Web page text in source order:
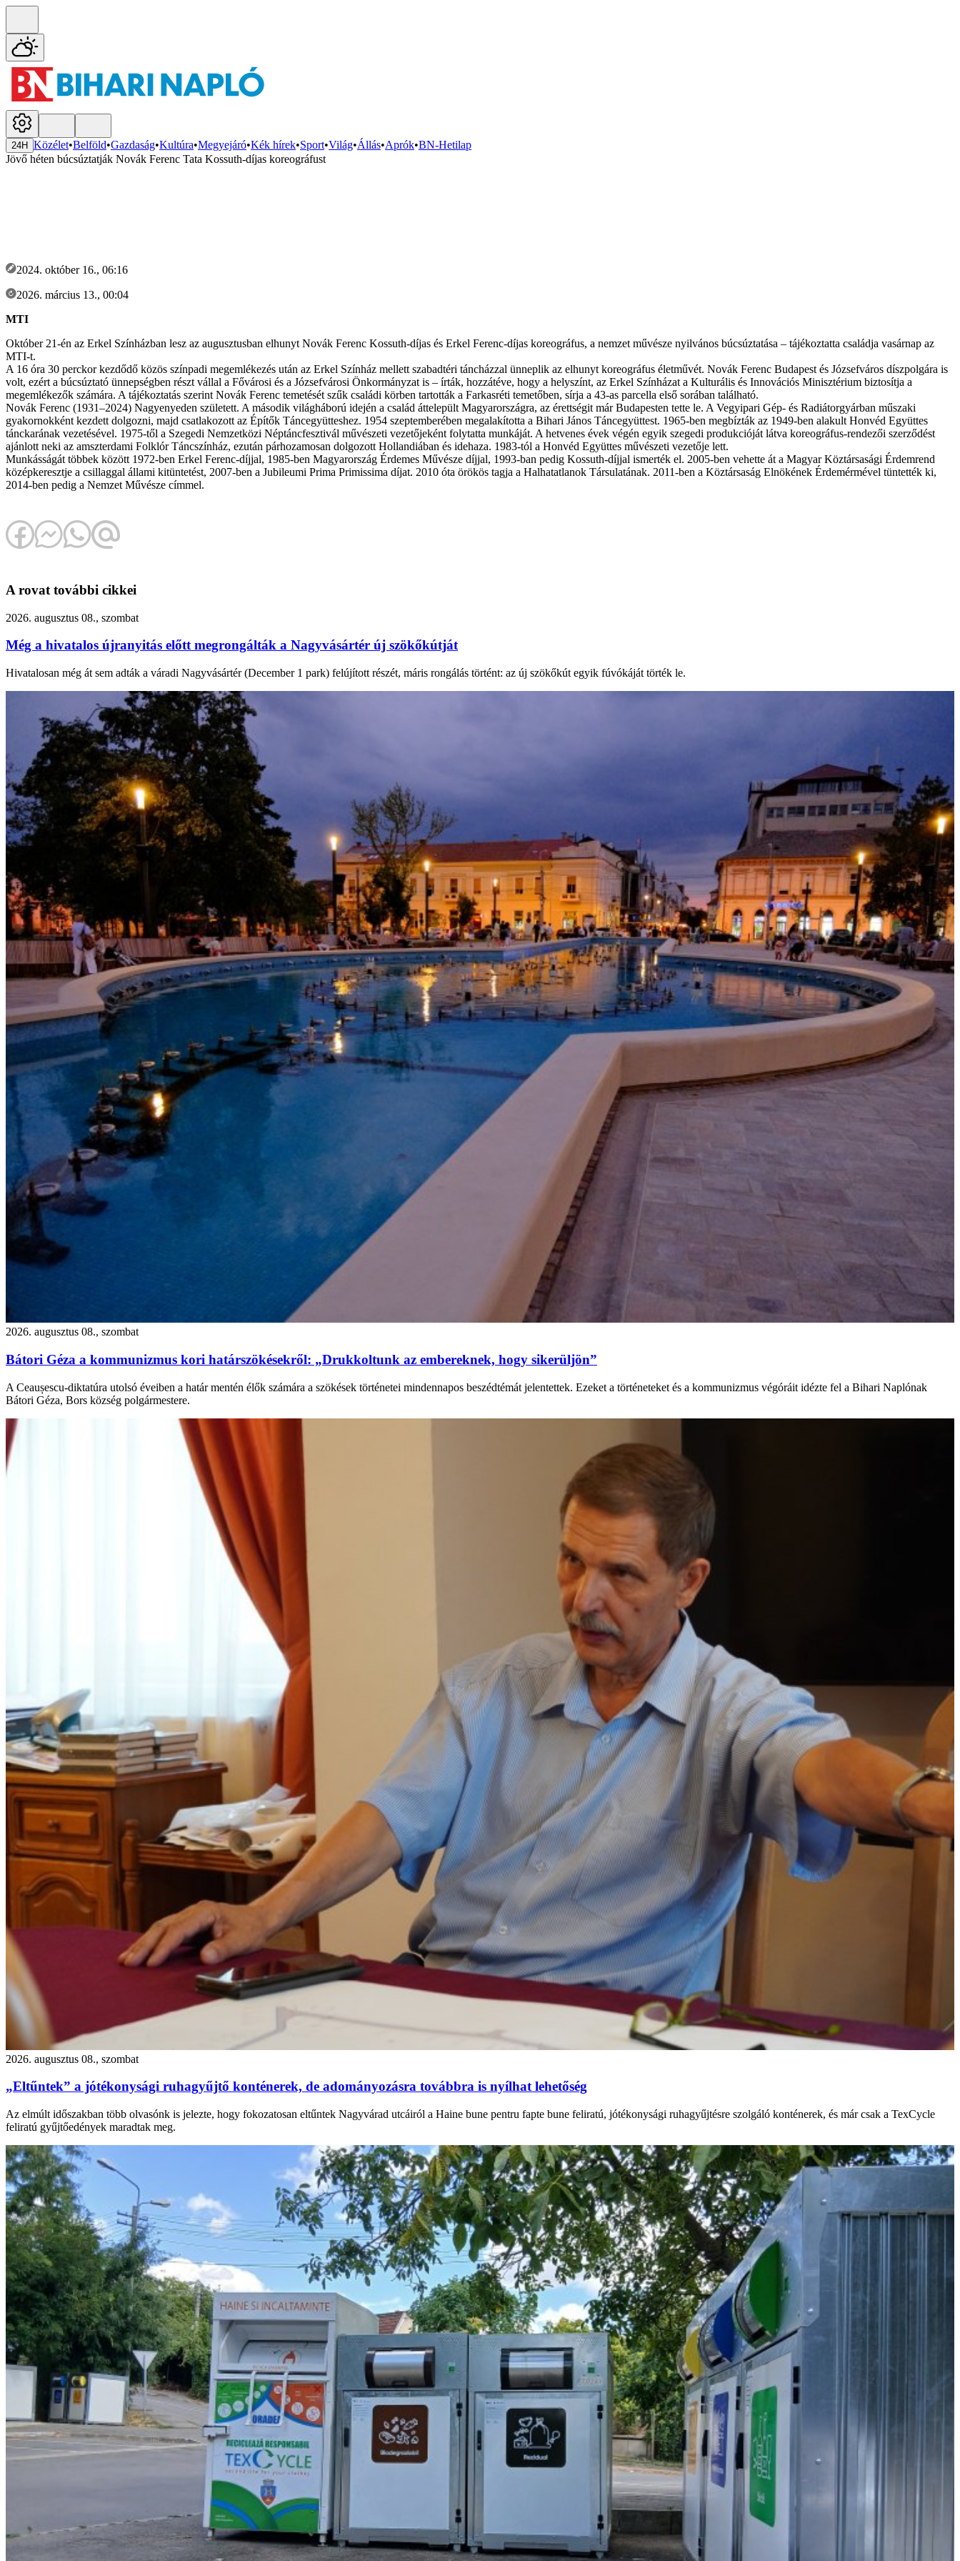
24H Közélet•Belföld•Gazdaság•Kultúra•Megyejáró•Kék hírek•Sport•Világ•Állás•Aprók•BN-Hetilap
Jövő héten búcsúztatják Novák Ferenc Tata Kossuth-díjas koreográfust
2024. október 16., 06:16
2026. március 13., 00:04
MTI
Október 21-én az Erkel Színházban lesz az augusztusban elhunyt Novák Ferenc Kossuth-díjas és Erkel Ferenc-díjas koreográfus, a nemzet művésze nyilvános búcsúztatása – tájékoztatta családja vasárnap az
MTI-t.
A 16 óra 30 perckor kezdődő közös színpadi megemlékezés után az Erkel Színház mellett szabadtéri táncházzal ünneplik az elhunyt koreográfus életművét. Novák Ferenc Budapest és Józsefváros díszpolgára is
volt, ezért a búcsúztató ünnepségben részt vállal a Fővárosi és a Józsefvárosi Önkormányzat is – írták, hozzátéve, hogy a helyszínt, az Erkel Színházat a Kulturális és Innovációs Minisztérium biztosítja a
megemlékezők számára. A tájékoztatás szerint Novák Ferenc temetését szűk családi körben tartották a Farkasréti temetőben, sírja a 43-as parcella első sorában található.
Novák Ferenc (1931–2024) Nagyenyeden született. A második világháború idején a család áttelepült Magyarországra, az érettségit már Budapesten tette le. A Vegyipari Gép- és Radiátorgyárban műszaki
gyakornokként kezdett dolgozni, majd csatlakozott az Építők Táncegyütteshez. 1954 szeptemberében megalakította a Bihari János Táncegyüttest. 1965-ben megbízták az 1949-ben alakult Honvéd Együttes
tánckarának vezetésével. 1975-től a Szegedi Nemzetközi Néptáncfesztivál művészeti vezetőjeként folytatta munkáját. A hetvenes évek végén egyik szegedi produkcióját látva koreográfus-rendezői szerződést
ajánlott neki az amszterdami Folklór Táncszínház, ezután párhozamosan dolgozott Hollandiában és idehaza. 1983-tól a Honvéd Együttes művészeti vezetője lett.
Munkásságát többek között 1972-ben Erkel Ferenc-díjjal, 1985-ben Magyarország Érdemes Művésze díjjal, 1993-ban pedig Kossuth-díjjal ismerték el. 2005-ben vehette át a Magyar Köztársasági Érdemrend
középkeresztje a csillaggal állami kitüntetést, 2007-ben a Jubileumi Prima Primissima díjat. 2010 óta örökös tagja a Halhatatlanok Társulatának. 2011-ben a Köztársaság Elnökének Érdemérmével tüntették ki,
2014-ben pedig a Nemzet Művésze címmel.
A rovat további cikkei
2026. augusztus 08., szombat
Még a hivatalos újranyitás előtt megrongálták a Nagyvásártér új szökőkútját
Hivatalosan még át sem adták a váradi Nagyvásártér (December 1 park) felújított részét, máris rongálás történt: az új szökőkút egyik fúvókáját törték le.
2026. augusztus 08., szombat
Bátori Géza a kommunizmus kori határszökésekről: „Drukkoltunk az embereknek, hogy sikerüljön”
A Ceaușescu-diktatúra utolsó éveiben a határ mentén élők számára a szökések történetei mindennapos beszédtémát jelentettek. Ezeket a történeteket és a kommunizmus végóráit idézte fel a Bihari Naplónak
Bátori Géza, Bors község polgármestere.
2026. augusztus 08., szombat
„Eltűntek” a jótékonysági ruhagyűjtő konténerek, de adományozásra továbbra is nyílhat lehetőség
Az elmúlt időszakban több olvasónk is jelezte, hogy fokozatosan eltűntek Nagyvárad utcáiról a Haine bune pentru fapte bune feliratú, jótékonysági ruhagyűjtésre szolgáló konténerek, és már csak a TexCycle
feliratú gyűjtőedények maradtak meg.